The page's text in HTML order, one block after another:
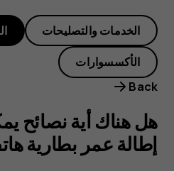
يمكنني
من
خلالها
إطالة
الخدمات والتصليحات
الأكسسوارات
Back
هل هناك أية نصائح
إطالة عمر بطارية